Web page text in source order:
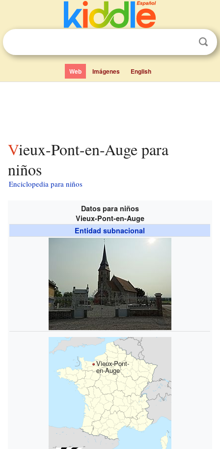
Web Imágenes English
Vieux-Pont-en-Auge para
niños
Enciclopedia para niños
Datos para niños
Vieux-Pont-en-Auge
Entidad subnacional
Vieux-Pont-
en-Auge